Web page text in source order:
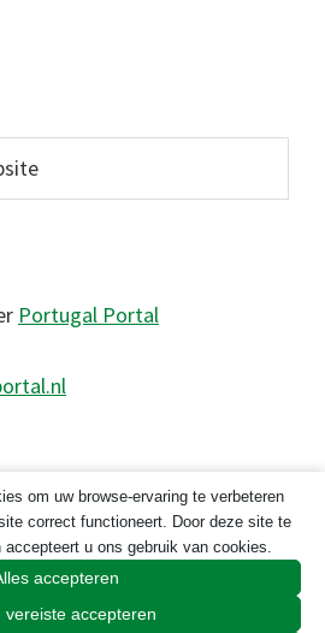
Portugal Portal
om uw browse-ervaring te verbeteren
correct functioneert. Door deze site te
accepteert u ons gebruik van cookies.
accepteren
vereiste accepteren